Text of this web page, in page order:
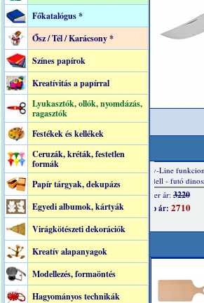
Főkatalógus *
Ősz / Tél / Karácsony *
Színes papírok
Kreatívitás a papírral
Lyukasztók, ollók, nyomdázás,
ragasztók
Festékek és kellékek
Ceruzák, kréták, festetlen
formák
Papír tárgyak, dekupázs
Egyedi albumok, kártyák
Virágkötészeti dekorációk
Kreatív alapanyagok
Modellezés, formaöntés
Hagyományos technikák